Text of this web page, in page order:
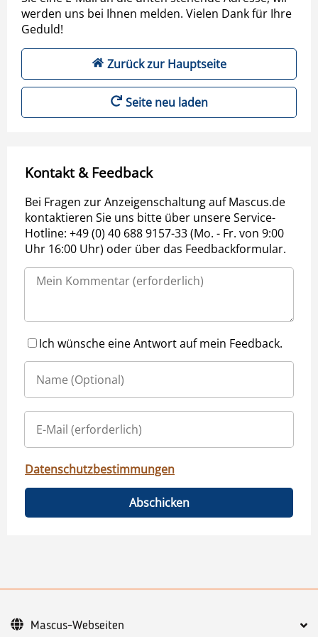
werden uns bei Ihnen melden. Vielen Dank für Ihre
Geduld!
Zurück zur Hauptseite
Seite neu laden
Kontakt & Feedback
Bei Fragen zur Anzeigenschaltung auf Mascus.de
kontaktieren Sie uns bitte über unsere Service-
Hotline: +49 (0) 40 688 9157-33 (Mo. - Fr. von 9:00
Uhr 16:00 Uhr) oder über das Feedbackformular.
Ich wünsche eine Antwort auf mein Feedback.
Datenschutzbestimmungen
Abschicken
Mascus-Webseiten